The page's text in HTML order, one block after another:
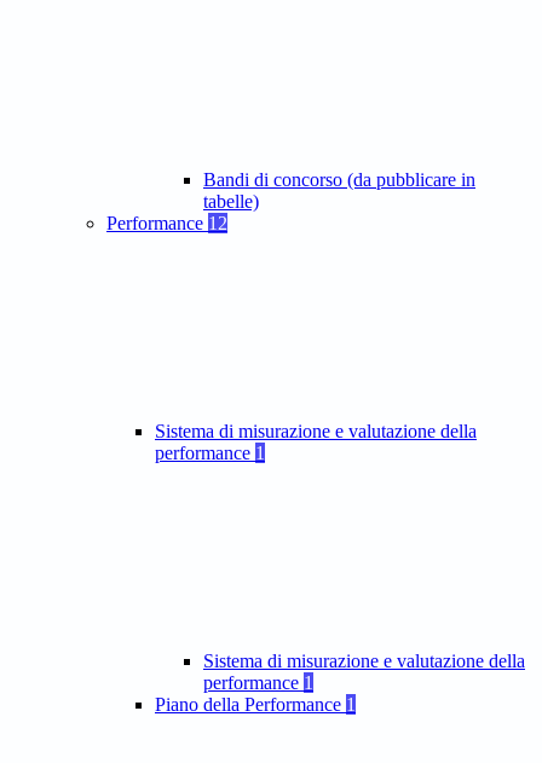
Bandi di concorso (da pubblicare in
tabelle)
Performance 12
Sistema di misurazione e valutazione della
performance 1
Sistema di misurazione e valutazione della
performance 1
Piano della Performance 1